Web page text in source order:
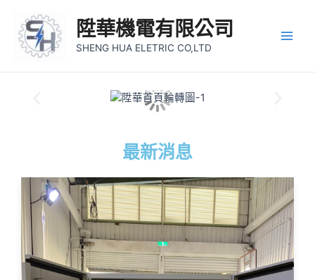
陞華機電有限公司
SHENG HUA ELETRIC CO,LTD
最新消息